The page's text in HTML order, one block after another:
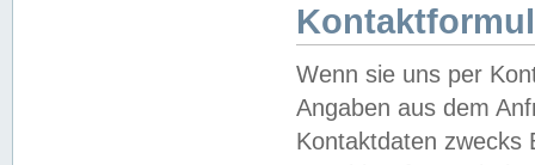
Wenn sie uns per
Angaben aus dem
Kontaktdaten zwecks